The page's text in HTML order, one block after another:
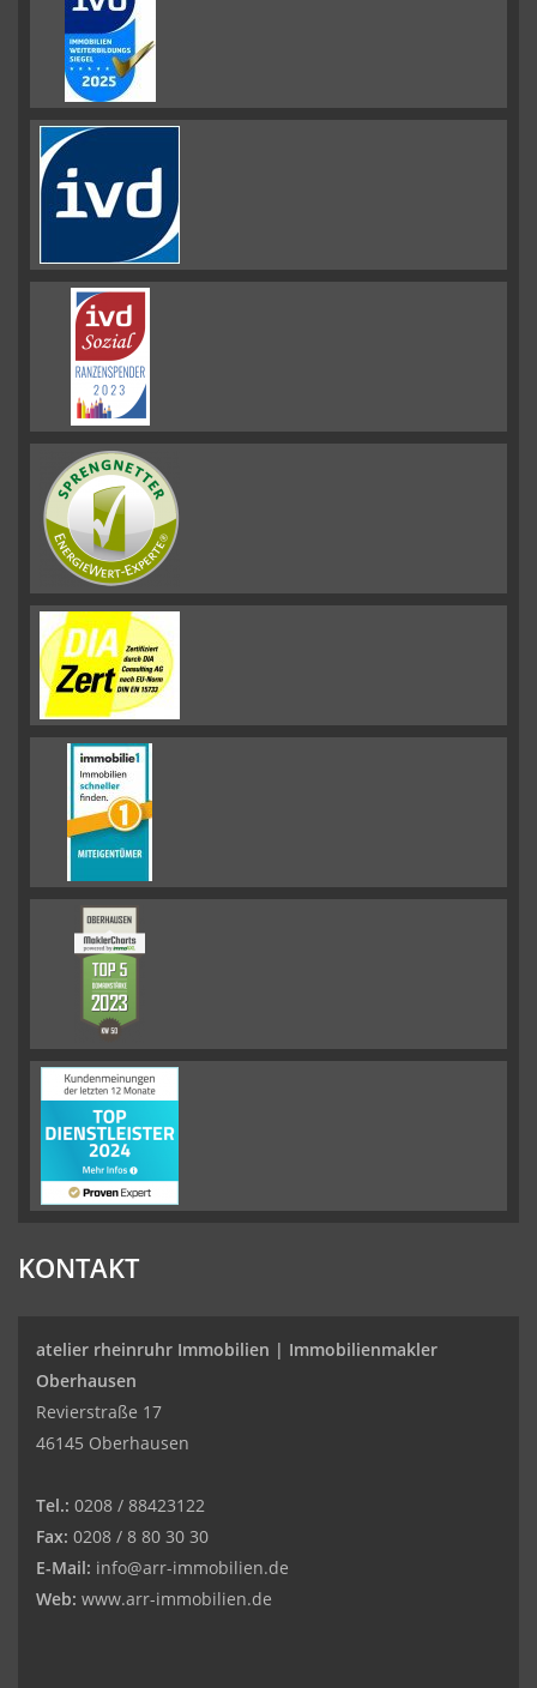
KONTAKT
atelier rheinruhr Immobilien | Immobilienmakler
Oberhausen
Revierstraße 17
46145 Oberhausen
Tel.: 0208 / 88423122
Fax: 0208 / 8 80 30 30
E-Mail: info@arr-immobilien.de
Web: www.arr-immobilien.de